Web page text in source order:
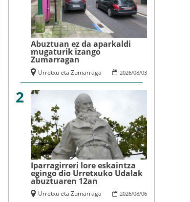
Abuztuan ez da aparkaldi
mugaturik izango
Zumarragan
2026/08/03
Urretxu eta Zumarraga
2
Iparragirreri lore eskaintza
egingo dio Urretxuko Udalak
abuztuaren 12an
2026/08/06
Urretxu eta Zumarraga